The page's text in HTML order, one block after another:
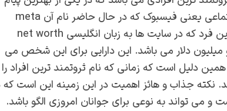
رسان ها و شبکه های اجتماعی یعنی فیسبوک که در حال حاضر نام آن meta
می باشد. دارایی خالص این فرد که در سایت ها به زبان انگلیسی net worth
میلیون دلار می باشد‌. این دارایی برای این شخص می
همین دلیل است که زمانی که نام ثروتمند ترین
جذاب و هائز اهمیت در این زمینه این است که
می تواند به نوعی برای جوانان امروزی الگو باشد‌.